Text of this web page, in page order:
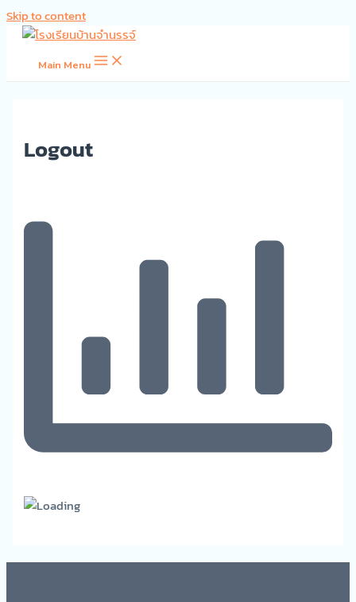
Skip to content
Main Menu
Logout